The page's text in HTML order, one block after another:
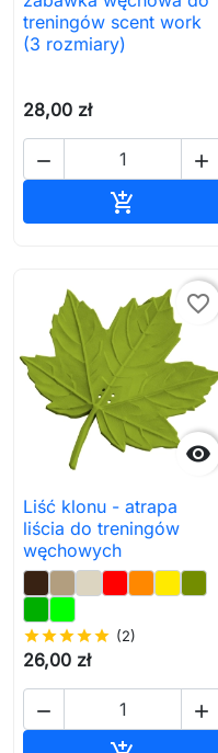
treningów scent work
(3 rozmiary)
28,00 zł
 


favorite_border
Liść klonu - atrapa
liścia do treningów
węchowych
starstarstarstarstar (2)
26,00 zł
 